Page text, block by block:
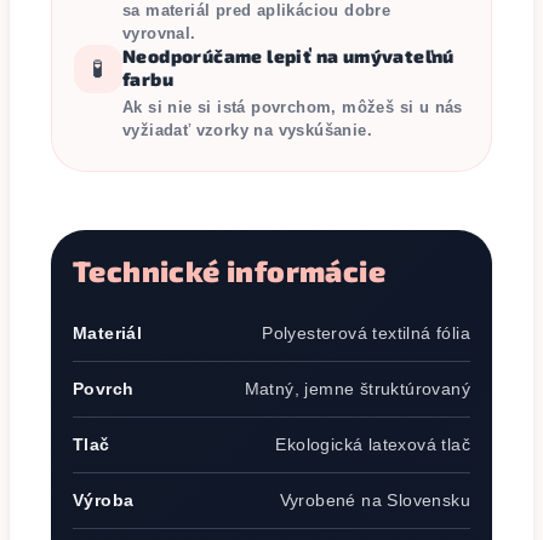
sa materiál pred aplikáciou dobre
vyrovnal.
🧪
Neodporúčame lepiť na umývateľnú
farbu
Ak si nie si istá povrchom, môžeš si u nás
vyžiadať vzorky na vyskúšanie.
Technické informácie
Materiál Polyesterová textilná fólia
Povrch Matný, jemne štruktúrovaný
Tlač Ekologická latexová tlač
Výroba Vyrobené na Slovensku